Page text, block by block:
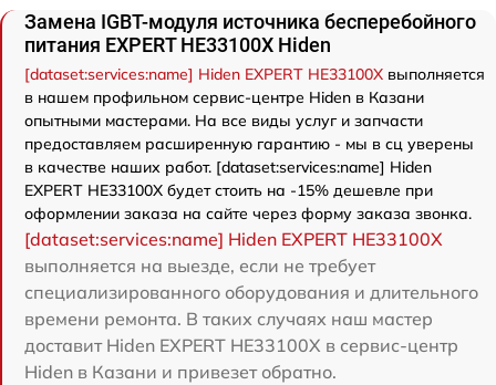
Замена IGBT-модуля источника бесперебойного
питания EXPERT HE33100X Hiden
[dataset:services:name] Hiden EXPERT HE33100X выполняется
в нашем профильном сервис-центре Hiden в Казани
опытными мастерами. На все виды услуг и запчасти
предоставляем расширенную гарантию - мы в сц уверены
в качестве наших работ. [dataset:services:name] Hiden
EXPERT HE33100X будет стоить на -15% дешевле при
оформлении заказа на сайте через форму заказа звонка.
[dataset:services:name] Hiden EXPERT HE33100X
выполняется на выезде, если не требует
специализированного оборудования и длительного
времени ремонта. В таких случаях наш мастер
доставит Hiden EXPERT HE33100X в сервис-центр
Hiden в Казани и привезет обратно.